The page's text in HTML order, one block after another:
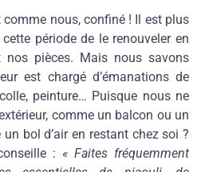
comme nous, confiné ! Il est plus
période de le renouveler en
nos pièces. Mais nous savons
est chargé d’émanations de
peinture… Puisque nous ne
comme un balcon ou un
bol d’air en restant chez soi ?
: « Faites fréquemment